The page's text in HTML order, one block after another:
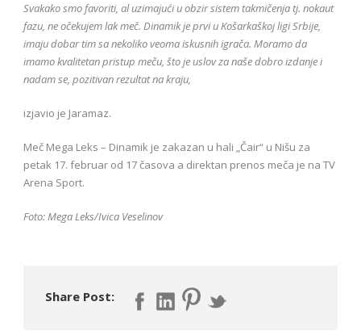
Svakako smo favoriti, al uzimajući u obzir sistem takmičenja tj. nokaut
fazu, ne očekujem lak meč. Dinamik je prvi u Košarkaškoj ligi Srbije,
imaju dobar tim sa nekoliko veoma iskusnih igrača. Moramo da
imamo kvalitetan pristup meču, što je uslov za naše dobro izdanje i
nadam se, pozitivan rezultat na kraju,
izjavio je Jaramaz.
Meč Mega Leks – Dinamik je zakazan u hali „Čair“ u Nišu za
petak 17. februar od 17 časova a direktan prenos meča je na TV
Arena Sport.
Foto: Mega Leks/Ivica Veselinov
Share Post: